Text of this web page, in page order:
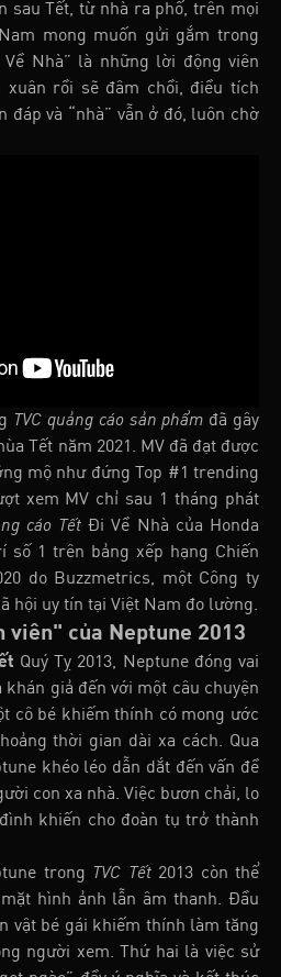
sau Tết, từ nhà ra phố, trên mọi
mong muốn gửi gắm trong
Về Nhà” là những lời động viên
xuân rồi sẽ đâm chồi, điều tích
đáp và “nhà” vẫn ở đó, luôn chờ
TVC quảng cáo sản phẩm đã gây
Tết năm 2021. MV đã đạt được
mộ như đứng Top #1 trending
xem MV chỉ sau 1 tháng phát
cáo Tết Đi Về Nhà của Honda
số 1 trên bảng xếp hạng Chiến
do Buzzmetrics, một Công ty
hội uy tín tại Việt Nam đo lường.
viên" của Neptune 2013
Quý Tỵ 2013, Neptune đóng vai
giả đến với một câu chuyện
cô bé khiếm thính có mong ước
thời gian dài xa cách. Qua
khéo léo dẫn dắt đến vấn đề
con xa nhà. Việc bươn chải, lo
khiến cho đoàn tụ trở thành
trong TVC Tết2013 còn thể
hình ảnh lẫn âm thanh. Đầu
vật bé gái khiếm thính làm tăng
người xem. Thứ hai là việc sử